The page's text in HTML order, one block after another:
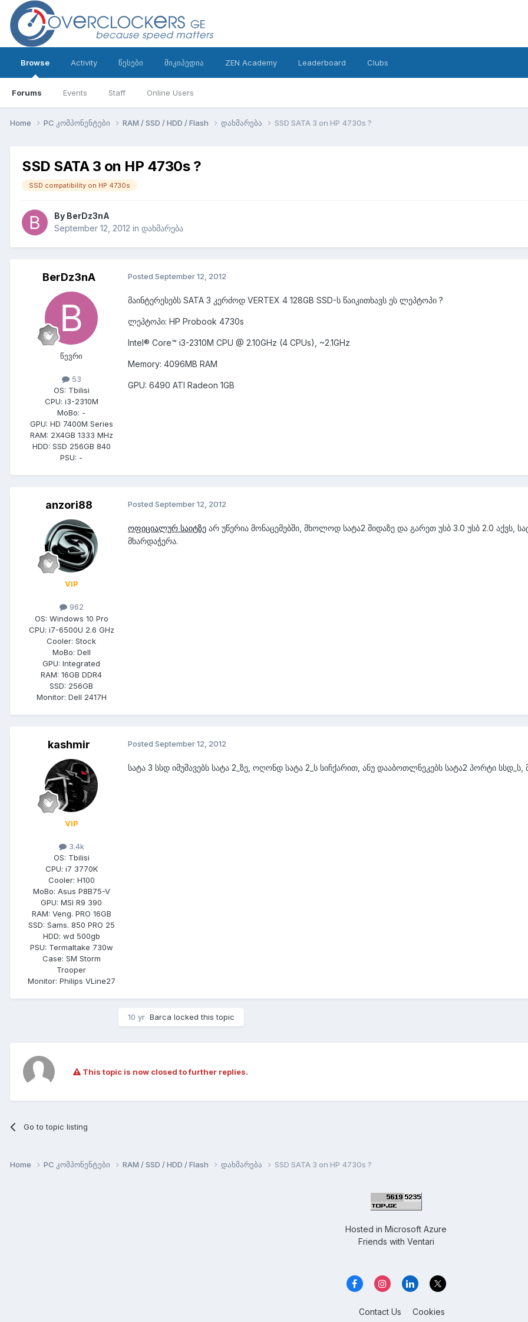
Browse
Forums Events Staff Online Users
Activity წესები მიკიპედია ZEN Academy Leaderboard Clubs
Home PC კომპონენტები RAM / SSD / HDD / Flash დახმარება SSD SATA 3 on HP 4730s ?
SSD SATA 3 on HP 4730s ?
SSD compatibility on HP 4730s
By BerDz3nA
September 12, 2012 in დახმარება
BerDz3nA
წევრი
53
OS: Tbilisi
CPU: i3-2310M
MoBo: -
GPU: HD 7400M Series
RAM: 2X4GB 1333 MHz
HDD: SSD 256GB 840
PSU: -
Posted September 12, 2012
მაინტერესებს SATA 3 კერძოდ VERTEX 4 128GB SSD-ს წაიკითხავს ეს ლეპტოპი ?
ლეპტოპი: HP Probook 4730s
Intel® Core™ i3-2310M CPU @ 2.10GHz (4 CPUs), ~2.1GHz
Memory: 4096MB RAM
GPU: 6490 ATI Radeon 1GB
anzori88
VIP
962
OS: Windows 10 Pro
CPU: i7-6500U 2.6 GHz
Cooler: Stock
MoBo: Dell
GPU: Integrated
RAM: 16GB DDR4
SSD: 256GB
Monitor: Dell 2417H
Posted September 12, 2012
ოფიციალურ საიტზე არ უწერია მონაცემებში, მხოლოდ სატა2 შიდაზე და გარეთ უსბ 3.0 უსბ 2.0 აქვს,
მხარდაჭერა.
kashmir
VIP
3.4k
OS: Tbilisi
CPU: i7 3770K
Cooler: H100
MoBo: Asus P8B75-V
GPU: MSI R9 390
RAM: Veng. PRO 16GB
SSD: Sams. 850 PRO 25
HDD: wd 500gb
PSU: Termaltake 730w
Case: SM Storm
Trooper
Monitor: Philips VLine27
Posted September 12, 2012
სატა 3 სსდ იმუშავებს სატა 2_ზე, ოღონდ სატა 2_ს სიჩქარით, ანუ დააბოთლნეკებს სატა2 პორტი სსდ_ს,
10 yr Barca locked this topic
This topic is now closed to further replies.
Go to topic listing
Home PC კომპონენტები RAM / SSD / HDD / Flash დახმარება SSD SATA 3 on HP 4730s ?
Hosted in Microsoft Azure
Friends with Ventari
Contact Us Cookies